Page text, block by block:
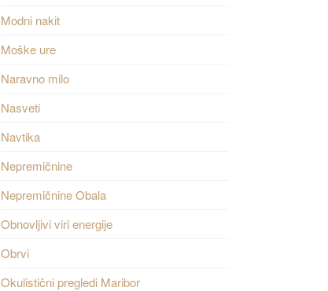
Modni nakit
Moške ure
Naravno milo
Nasveti
Navtika
Nepremičnine
Nepremičnine Obala
Obnovljivi viri energije
Obrvi
Okulistični pregledi Maribor